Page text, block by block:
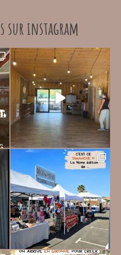
sur instagram